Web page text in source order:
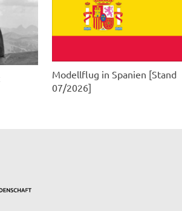
Modellflug in Spanien [Stand
07/2026]